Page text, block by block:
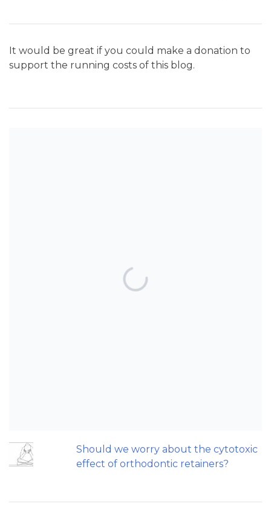
It would be great if you could make a donation to
support the running costs of this blog.
TOP POSTS & PAGES
Can AI really be used for orthodontic
Should we worry about the cytotoxic
effect of orthodontic retainers?